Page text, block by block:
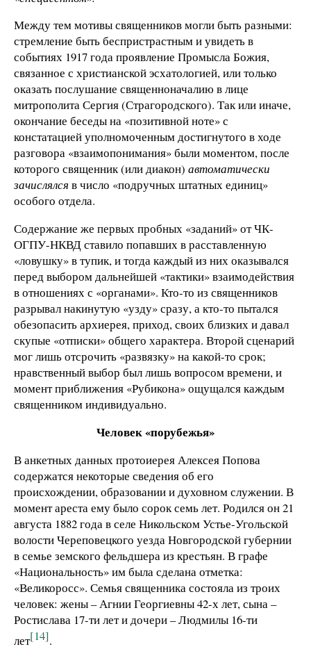
Между тем мотивы священников могли быть разными:
стремление быть беспристрастным и увидеть в
событиях 1917 года проявление Промысла Божия,
связанное с христианской эсхатологией, или только
оказать послушание священноначалию в лице
митрополита Сергия (Страгородского). Так или иначе,
окончание беседы на «позитивной ноте» с
констатацией уполномоченным достигнутого в ходе
разговора «взаимопонимания» были моментом, после
которого священник (или диакон) автоматически
зачислялся в число «подручных штатных единиц»
особого отдела.
Содержание же первых пробных «заданий» от ЧК-
ОГПУ-НКВД ставило попавших в расставленную
«ловушку» в тупик, и тогда каждый из них оказывался
перед выбором дальнейшей «тактики» взаимодействия
в отношениях с «органами». Кто-то из священников
разрывал накинутую «узду» сразу, а кто-то пытался
обезопасить архиерея, приход, своих близких и давал
скупые «отписки» общего характера. Второй сценарий
мог лишь отсрочить «развязку» на какой-то срок;
нравственный выбор был лишь вопросом времени, и
момент приближения «Рубикона» ощущался каждым
священником индивидуально.
Человек «порубежья»
В анкетных данных протоиерея Алексея Попова
содержатся некоторые сведения об его
происхождении, образовании и духовном служении. В
момент ареста ему было сорок семь лет. Родился он 21
августа 1882 года в селе Никольском Устье-Угольской
волости Череповецкого уезда Новгородской губернии
в семье земского фельдшера из крестьян. В графе
«Национальность» им была сделана отметка:
«Великоросс». Семья священника состояла из троих
человек: жены – Агнии Георгиевны 42-х лет, сына –
Ростислава 17-ти лет и дочери – Людмилы 16-ти
лет[14].